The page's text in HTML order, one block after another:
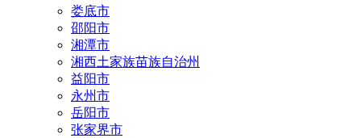
娄底市
邵阳市
湘潭市
湘西土家族苗族自治州
益阳市
永州市
岳阳市
张家界市